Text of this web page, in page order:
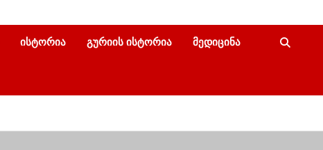
ᲘᲡᲢᲝᲠᲘᲐ ᲒᲣᲠᲘᲘᲡ ᲘᲡᲢᲝᲠᲘᲐ ᲛᲔᲓᲘᲪᲘᲜᲐ